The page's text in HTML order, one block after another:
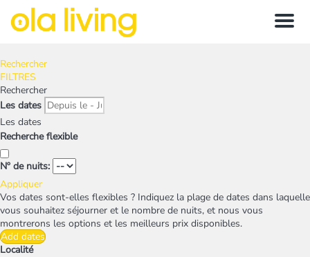
Menu
Rechercher
FILTRES
Rechercher
Les dates
Les dates
Recherche flexible
Nº de nuits:
Appliquer
Vos dates sont-elles flexibles ? Indiquez la plage de dates dans laquelle
vous souhaitez séjourner et le nombre de nuits, et nous vous
montrerons les options et les meilleurs prix disponibles.
Add dates
Localité